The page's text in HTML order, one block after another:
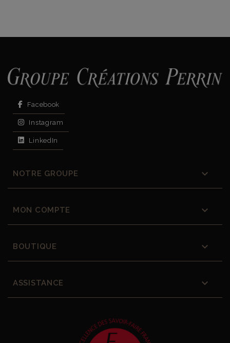
Facebook
Instagram
LinkedIn
NOTRE GROUPE 
MON COMPTE 
BOUTIQUE 
ASSISTANCE 